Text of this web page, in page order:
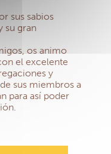
sus sabios
su gran
os animo
el excelente
y
sus miembros a
para así poder